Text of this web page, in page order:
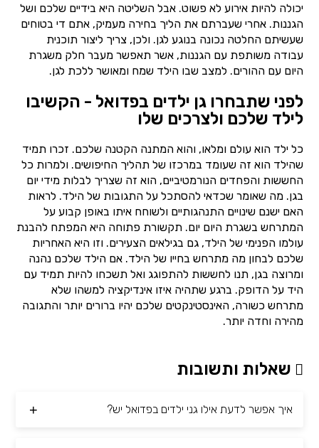
יכולה להיות אירוע לא פשוט. אבל השליטה היא בידיים שלכם ושל
הגננות. אחרי שעברתם את הליך בחירה מעמיק, אתם די בטוחים
שעשיתם החלטה נכונה בנוגע לגן. ולכן, צריך ליצור תוכנית
עבודה משותפת עם הגננות, אשר תאפשר מעבר חלק משגרת
היום עם ההורים. למצב שבו הילד שמח ומאושר ללכת לגן.
לפני שתבחרו גן ילדים בפדואל - הקשיבו
לילד שלכם ולצרכים שלו
כל ילד הוא עולם ומלאו, והוא המתנה הקטנה שלכם. זכרו תמיד
שהילד הוא זה שעומד במרכזו של תהליך החיפושים. ולמרות כל
החששות והפחדים הנורמטיביים, הוא זה שצריך לבלות מידי יום
בגן. מה שאומר שכדאי להסתכל על התגובות של הילד. לראות
האם ישנם שינויים התנהגותיים ולשוחח איתו באופן קבוע על
המתרחש בשגרת היום יום. תקשורת פתוחה היא המפתח להבנת
עולמו הפנימי של הילד, גם בגילאים הצעירים. וזו היא האחריות
שלכם לבחון מה מתרחש בחייו של הילד. אם הילד שלכם נהנה
ומרוצה בגן, תנו לחששות להתפוגג ואל תשכחו להיות תמיד עם
היד על הדופק. ברגע שתהיה איזו אינדיקציה למשהו שלא
מתרחש כשורה, האינסטינקטים שלכם יהיו ברורים יותר והתגובה
מהירה וחדה יותר.
שאלות ותשובות
איך אפשר לדעת אילו גני ילדים בפדואל יש?